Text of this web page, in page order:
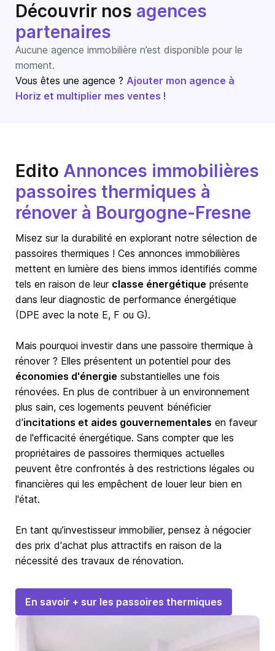
Découvrir nos agences
partenaires
Aucune agence immobilière n’est disponible pour le
moment.
Vous êtes une agence ? Ajouter mon agence à
Horiz et multiplier mes ventes !
Edito Annonces immobilières
passoires thermiques à
rénover à Bourgogne-Fresne
Misez sur la durabilité en explorant notre sélection de
passoires thermiques ! Ces annonces immobilières
mettent en lumière des biens immos identifiés comme
tels en raison de leur classe énergétique présente
dans leur diagnostic de performance énergétique
(DPE avec la note E, F ou G).
Mais pourquoi investir dans une passoire thermique à
rénover ? Elles présentent un potentiel pour des
économies d'énergie substantielles une fois
rénovées. En plus de contribuer à un environnement
plus sain, ces logements peuvent bénéficier
d'incitations et aides gouvernementales en faveur
de l'efficacité énergétique. Sans compter que les
propriétaires de passoires thermiques actuelles
peuvent être confrontés à des restrictions légales ou
financières qui les empêchent de louer leur bien en
l'état.
En tant qu’investisseur immobilier, pensez à négocier
des prix d'achat plus attractifs en raison de la
nécessité des travaux de rénovation.
En savoir + sur les passoires thermiques